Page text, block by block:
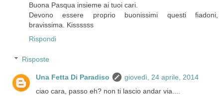
Buona Pasqua insieme ai tuoi cari.
Devono essere proprio buonissimi questi fiadoni,
bravissima. Kissssss
Rispondi
Risposte
Una Fetta Di Paradiso
giovedì, 24 aprile, 2014
ciao cara, passo eh? non ti lascio andar via....